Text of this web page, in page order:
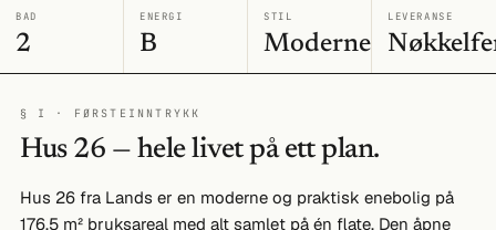
BAD
2
ENERGI
B
STIL
Moderne
LEVERANSE
§ I · FØRSTEINNTRYKK
Hus 26 — hele livet på ett plan.
Hus 26 fra Lands er en moderne og praktisk enebolig på
176,5 m² bruksareal med alt samlet på én flate. Den åpne